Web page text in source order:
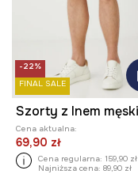
-22%
FINAL SALE
Cena aktualna:
69,90 zł
Cena regularna: 159,90 zł
Najniższa cena: 89,90 zł